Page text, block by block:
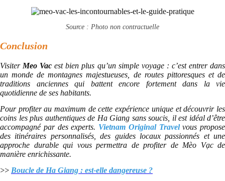
Source : Photo non contractuelle
Conclusion
Visiter Meo Vacest bien plus qu’un simple voyage : c’est entrer dans
un monde de montagnes majestueuses, de routes pittoresques et de
traditions anciennes qui battent encore fortement dans la vie
quotidienne de ses habitants.
Pour profiter au maximum de cette expérience unique et découvrir les
coins les plus authentiques de Ha Giang sans soucis, il est idéal d’être
accompagné par des experts. Vietnam Original Travelvous propose
des itinéraires personnalisés, des guides locaux passionnés et une
approche durable qui vous permettra de profiter de Mèo Vạc de
manière enrichissante.
>> Boucle de Ha Giang : est-elle dangereuse ?